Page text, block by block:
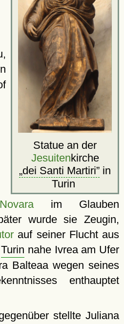
Statue an der
Jesuitenkirche
dei Santi Martiri in
Turin
im Glauben
wurde sie Zeugin,
auf seiner Flucht aus
Turin nahe Ivrea am Ufer
Balteaa wegen seines
enthauptet
stellte Juliana